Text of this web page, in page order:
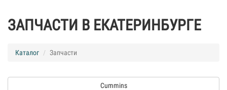
ЗАПЧАСТИ В ЕКАТЕРИНБУРГЕ
Каталог Запчасти
Cummins